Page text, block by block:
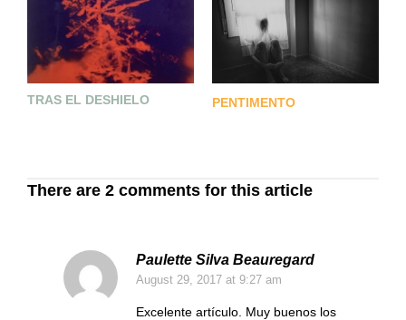
TRAS EL DESHIELO PENTIMENTO
There are 2 comments for this article
Paulette Silva Beauregard
August 29, 2017at 9:27 am
Excelente artículo. Muy buenos los